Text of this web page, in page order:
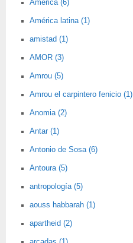
América (6)
América latina (1)
amistad (1)
AMOR (3)
Amrou (5)
Amrou el carpintero fenicio (1)
Anomia (2)
Antar (1)
Antonio de Sosa (6)
Antoura (5)
antropología (5)
aouss habbarah (1)
apartheid (2)